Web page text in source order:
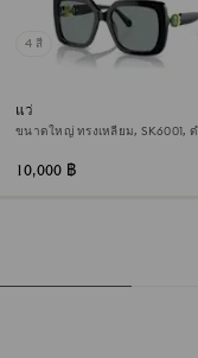
4 สี
แว่นกันแดด
ขนาดใหญ่ ทรงเหลี่ยม, SK6001,
10,000 ฿